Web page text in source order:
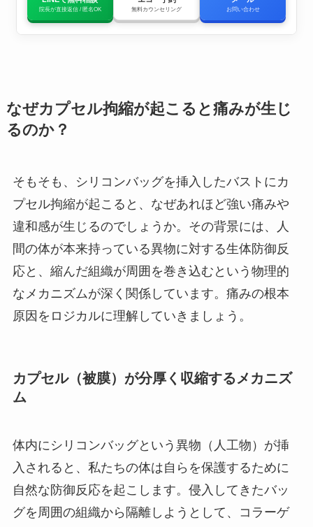
院長が直接返信 / 匿名OK 無料カウンセリング お問い合わせ
なぜカプセル拘縮が起こると痛みが生じ
るのか？
そもそも、シリコンバッグを挿入したバストにカ
プセル拘縮が起こると、なぜあれほど強い痛みや
違和感が生じるのでしょうか。その背景には、人
間の体が本来持っている異物に対する生体防御反
応と、縮んだ組織が周囲を巻き込むという物理的
なメカニズムが深く関係しています。痛みの根本
原因をロジカルに理解していきましょう。
カプセル（被膜）が分厚く収縮するメカニズ
ム
体内にシリコンバッグという異物（人工物）が挿
入されると、私たちの体は自らを保護するために
自然な防御反応を起こします。侵入してきたバッ
グを周囲の組織から隔離しようとして、コラーゲ